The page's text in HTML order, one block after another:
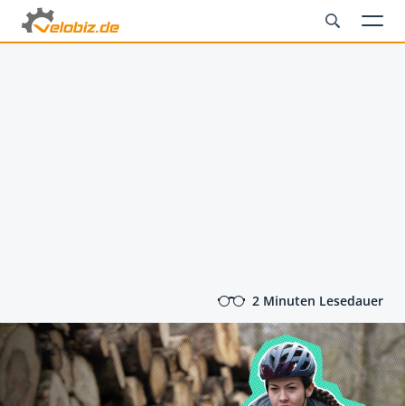
2 Minuten Lesedauer